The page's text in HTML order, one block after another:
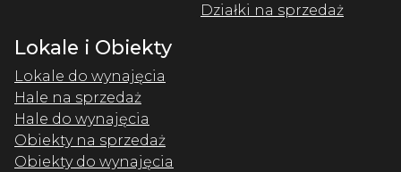
Działki na sprzedaż
Lokale i Obiekty
Lokale do wynajęcia
Hale na sprzedaż
Hale do wynajęcia
Obiekty na sprzedaż
Obiekty do wynajęcia